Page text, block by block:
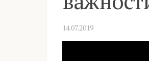
14.07.2019